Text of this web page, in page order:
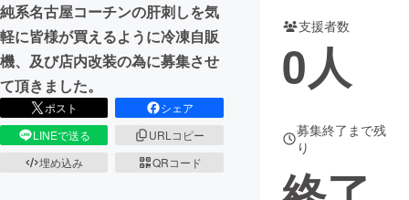
ビジネス・起業 チャレンジ
まちづくり・地域活性化
CAMPFIRE for Social Good CAMPFIRE Creation
CAMPFIREふるさと納税
コミュニティ
純系名古屋コーチンの肝刺しを気
軽に皆様が買えるように冷凍自販
機、及び店内改装の為に募集させ
て頂きました。
ポスト
シェア
LINEで送る
URLコピー
埋め込み
QRコード
支援者数
0人
募集終了まで残
り